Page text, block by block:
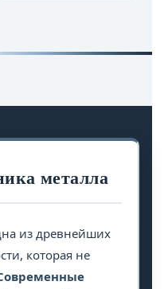
металла
из древнейших
которая не